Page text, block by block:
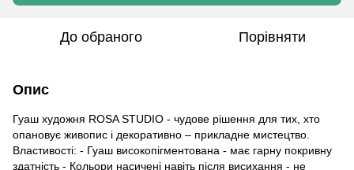
До обраного Порівняти
Опис
Гуаш художня ROSA STUDIO - чудове рішення для тих, хто
опановує живопис і декоративно – прикладне мистецтво.
Властивості: - Гуаш високопігментована - має гарну покривну
здатність - Кольори насичені навіть після висихання - не